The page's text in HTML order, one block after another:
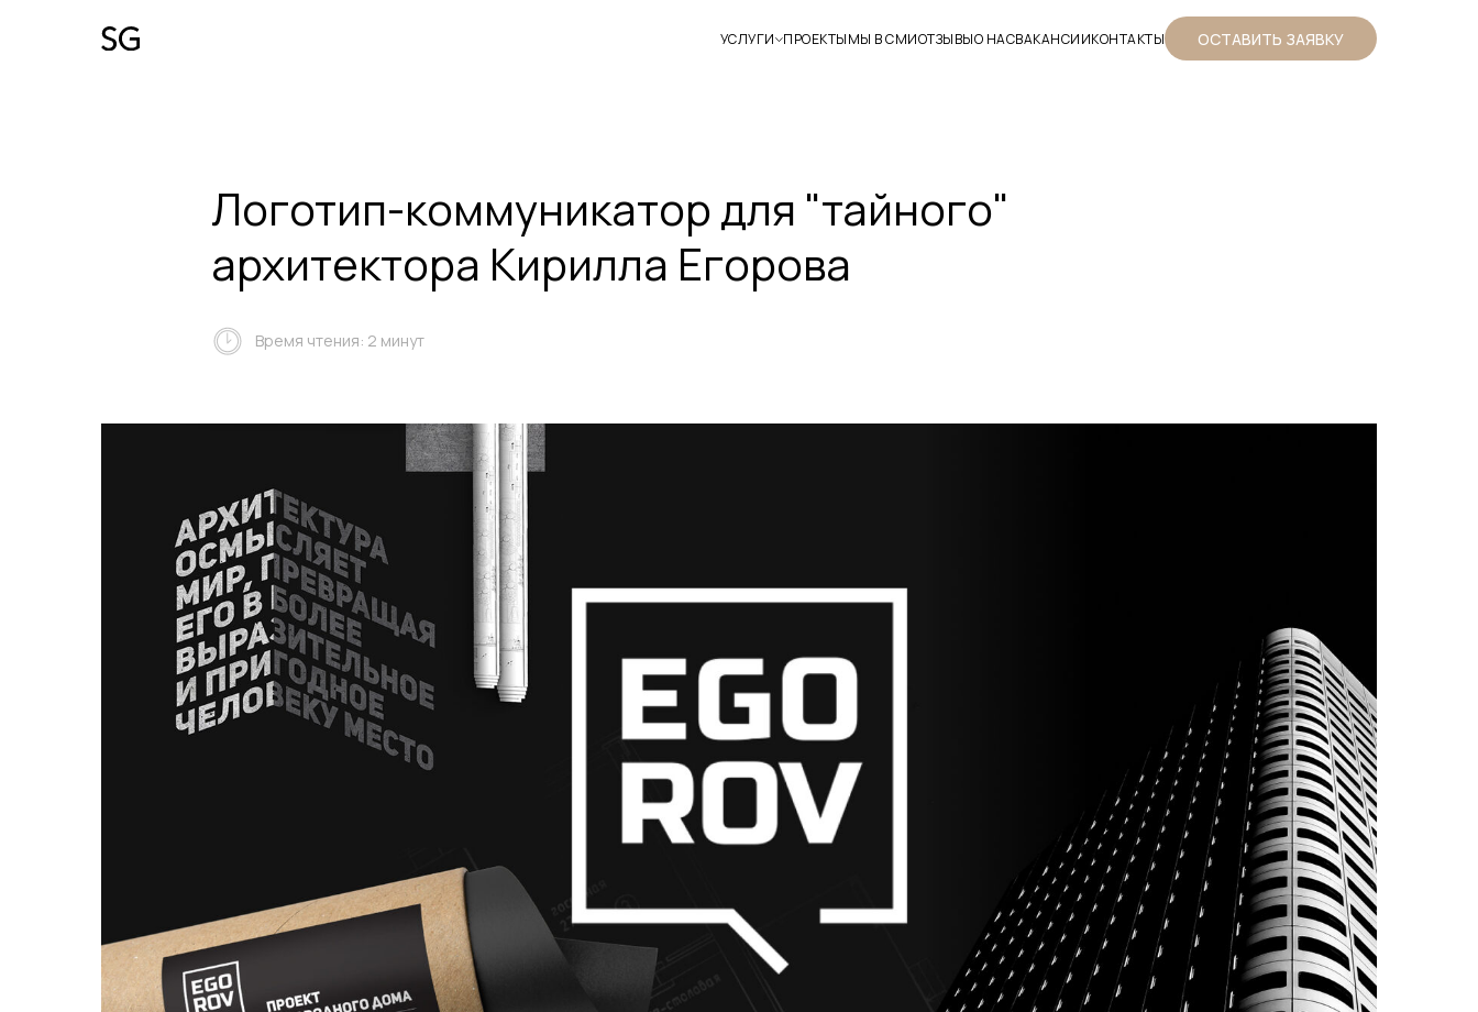
УСЛУГИ ПРОЕКТЫМЫ В СМИОТЗЫВЫО НАСВАКАНСИИКОНТАКТЫ ОСТАВИТЬ ЗАЯВКУ
Логотип-коммуникатор для "тайного"
архитектора Кирилла Егорова
Время чтения: 2 минут